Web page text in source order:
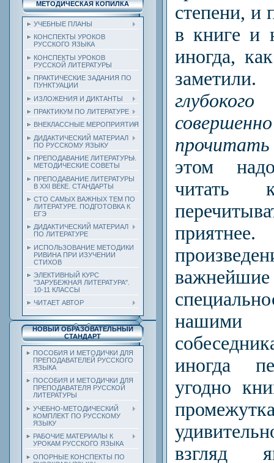
МЕТОДИЧЕСКАЯ КОПИЛКА
УЧЕБНЫЕ ПЛАНЫ
КОНСПЕКТЫ УРОКОВ
РУССКОГО ЯЗЫКА
КОНСПЕКТЫ УРОКОВ
РУССКОЙ ЛИТЕРАТУРЫ
ПРАКТИЧЕСКИЕ ЗАДАНИЯ ПО
ПУНКТУАЦИИ
ИЗЛОЖЕНИЯ И ДИКТАНТЫ
ПРАКТИКУМ ПО ЛИТЕРАТУРЕ
ВНЕКЛАССНЫЕ МЕРОПРИЯТИЯ
ДИДАКТИЧЕСКИЙ МАТЕРИАЛ
ПО РУССКОМУ ЯЗЫКУ
ПРЕПОДАВАНИЕ ЛИТЕРАТУРЫ.
МЕТОДИЧЕСКИЕ СОВЕТЫ
ПРЕПОДАВАНИЕ ЛИТЕРАТУРЫ
В XXI ВЕКЕ. СТАНДАРТЫ
СТО САМЫХ ВАЖНЫХ ТЕМ ПО
ЛИТЕРАТУРЕ. ПОДГОТОВКА К
ЕГЭ
ДИДАКТИЧЕСКИЙ МАТЕРИАЛ
ПО ЛИТЕРАТУРЕ
ИСПОЛЬЗОВАНИЕ МЕТОДИКИ
РИВИНА ПРИ ИЗУЧЕНИИ
СТИХОВ
ЭЛЕКТИВНЫЙ КУРС
"ЗАРУБЕЖНАЯ ЛИТЕРАТУРА".
10-11 КЛАССЫ
ЧИТАЕТ АВТОР
НОВЫЙ ОБРАЗОВАТЕЛЬНЫЙ
СТАНДАРТ
ПОСОБИЯ И МЕТОДИЧКИ ДЛЯ
ПРЕПОДАВАТЕЛЕЙ РУССКОГО
ЯЗЫКА
ПОСОБИЯ И МЕТОДИЧКИ ДЛЯ
ПРЕПОДАВАТЕЛЯ РУССКОЙ
ЛИТЕРАТУРЫ
УЧЕБНО-МЕТОДИЧЕСКИЙ
КОМПЛЕКТ ПО РУССКОМУ
ЯЗЫКУ
РАБОЧИЕ МАТЕРИАЛЫ К
УРОКАМ РУССКОГО ЯЗЫКА
ОПОРНЫЕ КОНСПЕКТЫ ПО
степени, и
в книге и
иногда,
этом
читать
иногда
угодно
взгляд